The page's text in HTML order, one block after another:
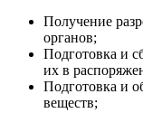
Получение
органов;
Подготовка и
их в
Подготовка и
веществ;